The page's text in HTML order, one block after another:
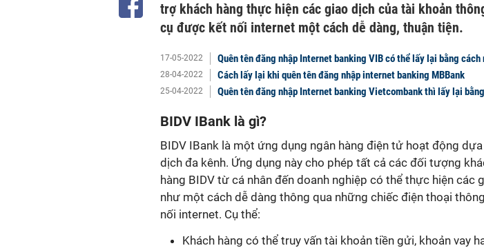
trợ khách hàng thực hiện các giao dịch của tài khoản
cụ được kết nối internet một cách dễ dàng, thuận tiện.
17-05-2022 Quên tên đăng nhập Internet banking VIB có thể lấy lại bằng cách
28-04-2022 Cách lấy lại khi quên tên đăng nhập internet banking MBBank
25-04-2022 Quên tên đăng nhập Internet banking Vietcombank thì lấy lại
BIDV IBank là gì?
BIDV IBank là một ứng dụng ngân hàng điện tử hoạt động
dịch đa kênh. Ứng dụng này cho phép tất cả các đối tượng
hàng BIDV từ cá nhân đến doanh nghiệp có thể thực hiện các
như một cách dễ dàng thông qua những chiếc điện thoại
nối internet. Cụ thể:
Khách hàng có thể truy vấn tài khoản tiền gửi, khoản vay